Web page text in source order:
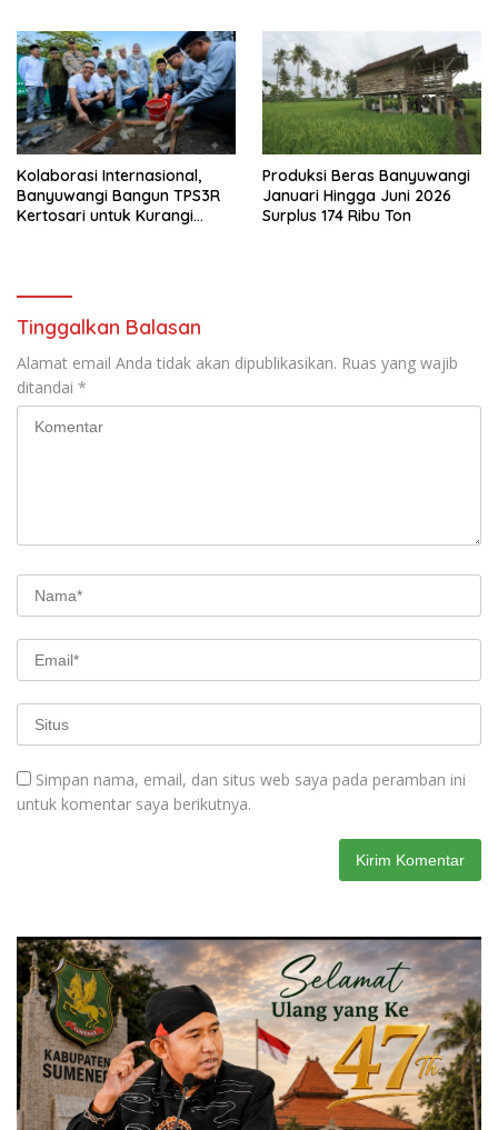
Kolaborasi Internasional,
Banyuwangi Bangun TPS3R
Kertosari untuk Kurangi
Produksi Beras Banyuwangi
Januari Hingga Juni 2026
Surplus 174 Ribu Ton
Tinggalkan Balasan
Alamat email Anda tidak akan dipublikasikan. Ruas yang wajib
ditandai *
Simpan nama, email, dan situs web saya pada peramban ini
untuk komentar saya berikutnya.